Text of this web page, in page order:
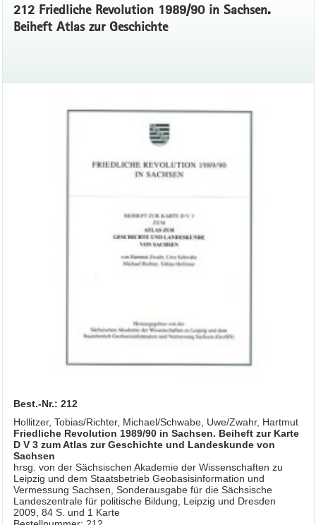
212 Friedliche Revolution 1989/90 in Sachsen.
Beiheft Atlas zur Geschichte
Best.-Nr.: 212
Hollitzer, Tobias/Richter, Michael/Schwabe, Uwe/Zwahr, Hartmut
Friedliche Revolution 1989/90 in Sachsen. Beiheft zur Karte
D V 3 zum Atlas zur Geschichte und Landeskunde von
Sachsen
hrsg. von der Sächsischen Akademie der Wissenschaften zu
Leipzig und dem Staatsbetrieb Geobasisinformation und
Vermessung Sachsen, Sonderausgabe für die Sächsische
Landeszentrale für politische Bildung, Leipzig und Dresden
2009, 84 S. und 1 Karte